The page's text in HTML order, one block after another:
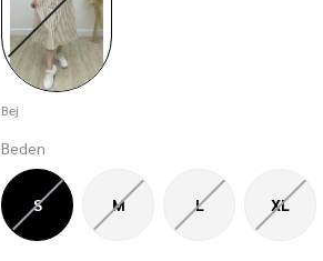
Bej
Beden
S M L XL